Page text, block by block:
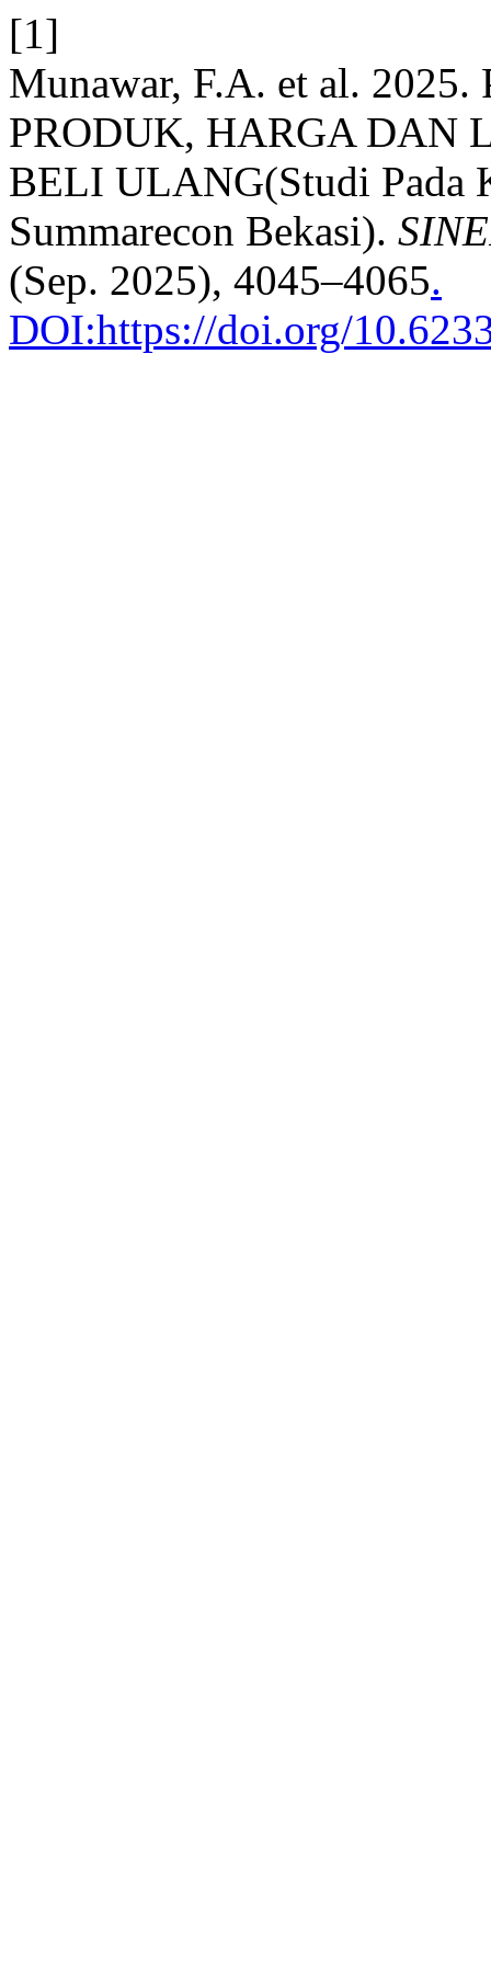
[1]
Munawar, F.A. et al.
PRODUK, HARGA DAN
BELI ULANG(Studi Pada
Summarecon Bekasi).
(Sep. 2025), 4045–4065.
DOI:https://doi.org/